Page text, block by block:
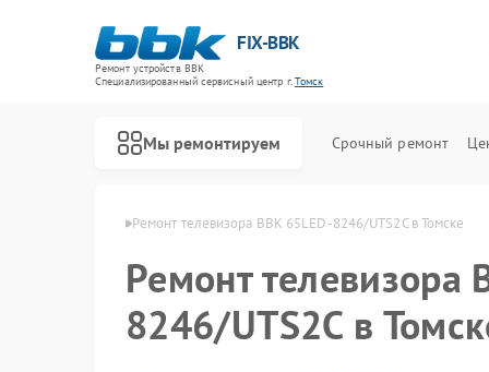
FIX-BBK
Ремонт устройств BBK
Специализированный cервисный центр г.Томск
Мы ремонтируем Срочный ремонт
Ремонт телевизора BBK 65LED-8246/UTS2C в Томске
Ремонт телевизора
8246/UTS2C в